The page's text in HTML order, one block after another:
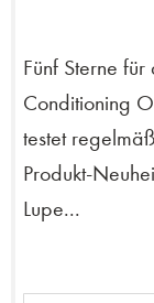
Fünf Sterne
Conditioning
testet
Produkt-
Lupe...